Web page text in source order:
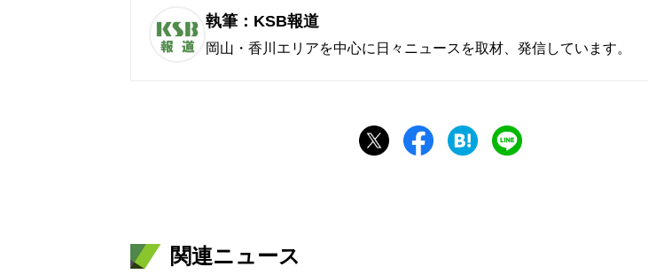
執筆：KSB報道
岡山・香川エリアを中心に日々ニュースを取材、発信しています。
関連ニュース